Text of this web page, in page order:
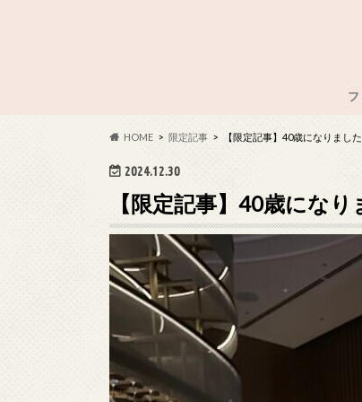
HOME 限定記事 【限定記事】40歳になりまし
2024.12.30
【限定記事】40歳にな